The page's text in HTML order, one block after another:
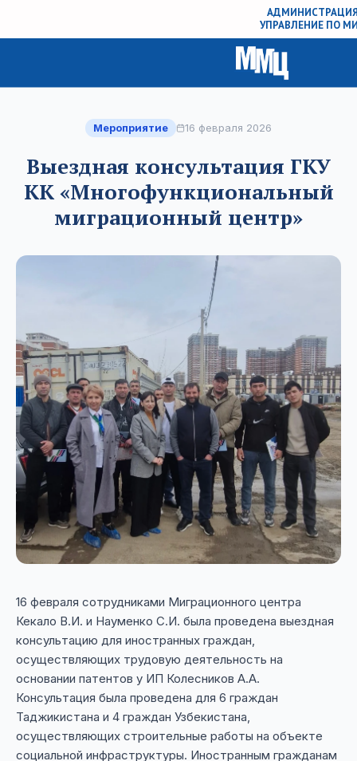
УПРАВЛЕНИЕ ПО
Мероприятие 16 февраля 2026
Выездная консультация ГКУ
КК «Многофункциональный
миграционный центр»
16 февраля сотрудниками Миграционного центра
Кекало В.И. и Науменко С.И. была проведена выездная
консультацию для иностранных граждан,
осуществляющих трудовую деятельность на
основании патентов у ИП Колесников А.А.
Консультация была проведена для 6 граждан
Таджикистана и 4 граждан Узбекистана,
осуществляющих строительные работы на объекте
социальной инфраструктуры. Иностранным гражданам